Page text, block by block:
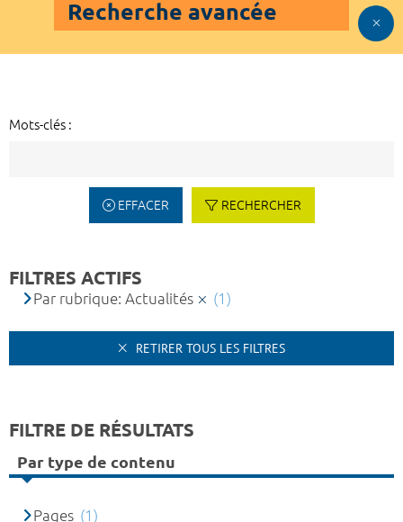
Recherche avancée
Mots-clés :
EFFACER RECHERCHER
FILTRES ACTIFS
Par rubrique: Actualités (1)
RETIRER TOUS LES FILTRES
FILTRE DE RÉSULTATS
Par type de contenu
Pages (1)